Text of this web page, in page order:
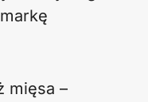
mięsa –